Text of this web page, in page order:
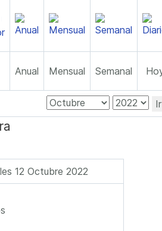
Anual Mensual Semanal
12 Octubre 2022